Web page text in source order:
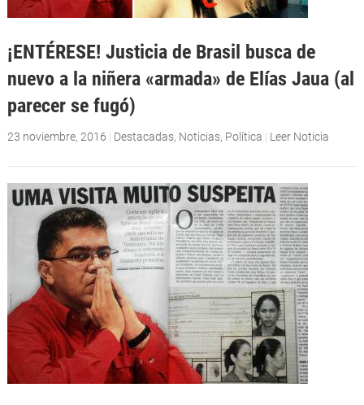
¡ENTÉRESE! Justicia de Brasil busca de
nuevo a la niñera «armada» de Elías Jaua (al
parecer se fugó)
23 noviembre, 2016 | Destacadas, Noticias, Política | Leer Noticia